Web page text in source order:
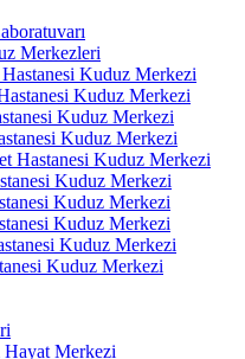
Merkezleri
Kuduz Merkezi
Kuduz Merkezi
Kuduz Merkezi
Kuduz Merkezi
Hastanesi Kuduz Merkezi
Kuduz Merkezi
Kuduz Merkezi
Kuduz Merkezi
Kuduz Merkezi
Kuduz Merkezi
Hayat Merkezi